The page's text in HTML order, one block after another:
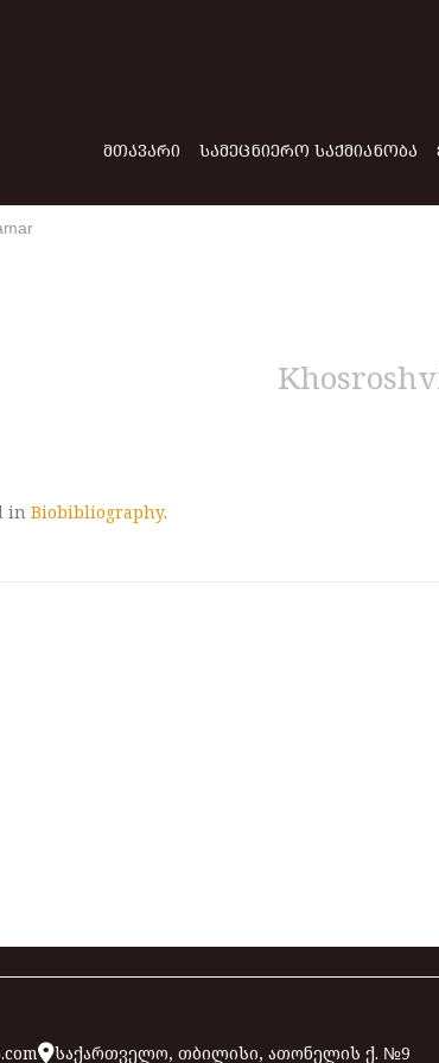
ᲛᲗᲐᲕᲐᲠᲘ ᲡᲐᲛᲔᲪᲜᲘᲔᲠᲝ ᲡᲐᲥᲛᲘᲐᲜᲝᲑᲐ
in Biobibliography.
საქართველო, თბილისი, ათონელის ქ. №9